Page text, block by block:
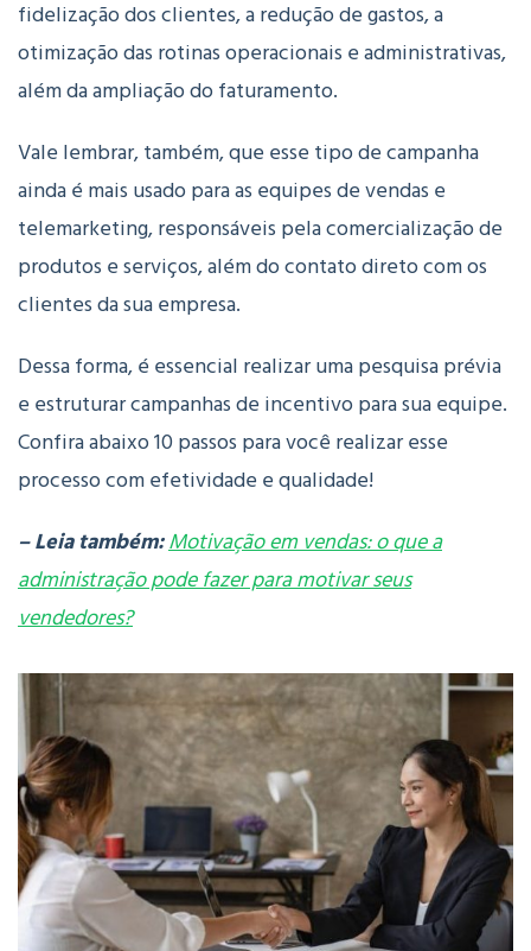
fidelização dos clientes, a redução de gastos, a
otimização das rotinas operacionais e administrativas,
além da ampliação do faturamento.
Vale lembrar, também, que esse tipo de campanha
ainda é mais usado para as equipes de vendas e
telemarketing, responsáveis pela comercialização de
produtos e serviços, além do contato direto com os
clientes da sua empresa.
Dessa forma, é essencial realizar uma pesquisa prévia
e estruturar campanhas de incentivo para sua equipe.
Confira abaixo 10 passos para você realizar esse
processo com efetividade e qualidade!
– Leia também:Motivação em vendas: o que a
administração pode fazer para motivar seus
vendedores?